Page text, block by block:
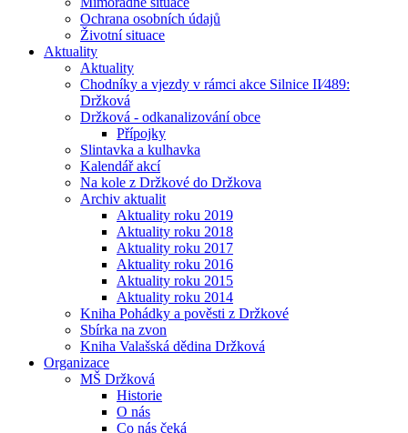
Ochrana osobních údajů
Životní situace
Aktuality
Aktuality
Chodníky a vjezdy v rámci akce Silnice II⁄489:
Držková
Držková - odkanalizování obce
Přípojky
Slintavka a kulhavka
Kalendář akcí
Na kole z Držkové do Držkova
Archiv aktualit
Aktuality roku 2019
Aktuality roku 2018
Aktuality roku 2017
Aktuality roku 2016
Aktuality roku 2015
Aktuality roku 2014
Kniha Pohádky a pověsti z Držkové
Sbírka na zvon
Kniha Valašská dědina Držková
Organizace
MŠ Držková
Historie
O nás
Co nás čeká